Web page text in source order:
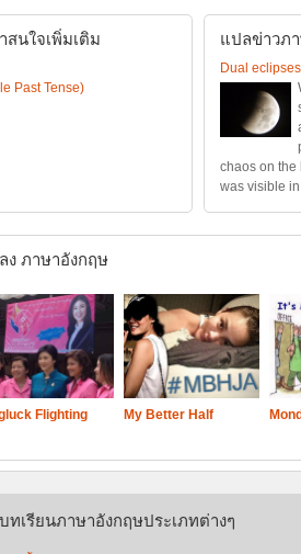
นใจเพิ่มเติม
Past Tense)
แปลข่าวภ
Dual
chaos on the
was visible
ง ภาษาอังกฤษ
Flighting My Better Half
บทเรียนภาษาอังกฤษประเภทต่างๆ